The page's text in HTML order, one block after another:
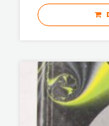
HERCEG-
ROCKMARK
SALESIANA